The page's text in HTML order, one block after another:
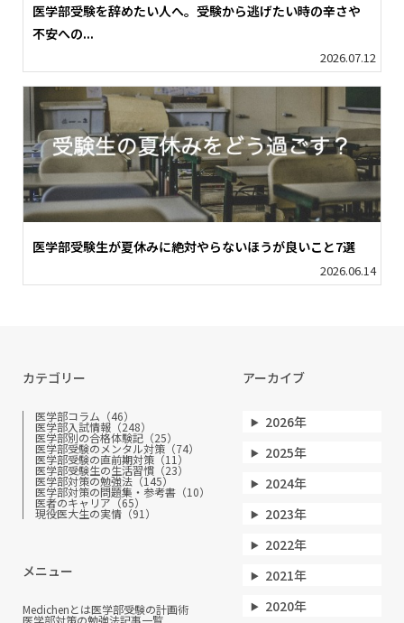
医学部受験を辞めたい人へ。受験から逃げたい時の辛さや
不安への...
2026.07.12
医学部受験生が夏休みに絶対やらないほうが良いこと7選
2026.06.14
カテゴリー
医学部コラム（46）
医学部入試情報（248）
医学部別の合格体験記（25）
医学部受験のメンタル対策（74）
医学部受験の直前期対策（11）
医学部受験生の生活習慣（23）
医学部対策の勉強法（145）
医学部対策の問題集・参考書（10）
医者のキャリア（65）
現役医大生の実情（91）
メニュー
Medichenとは医学部受験の計画術
医学部対策の勉強法記事一覧
アーカイブ
2026年
2025年
2024年
2023年
2022年
2021年
2020年